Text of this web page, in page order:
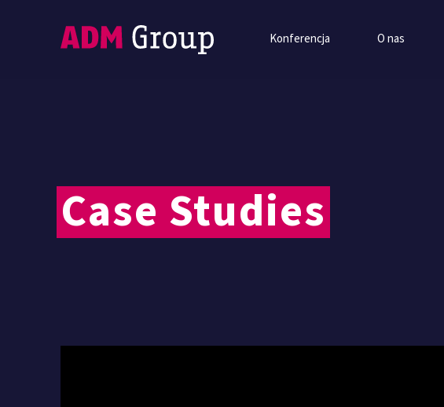
Konferencja O nas
Case Studies